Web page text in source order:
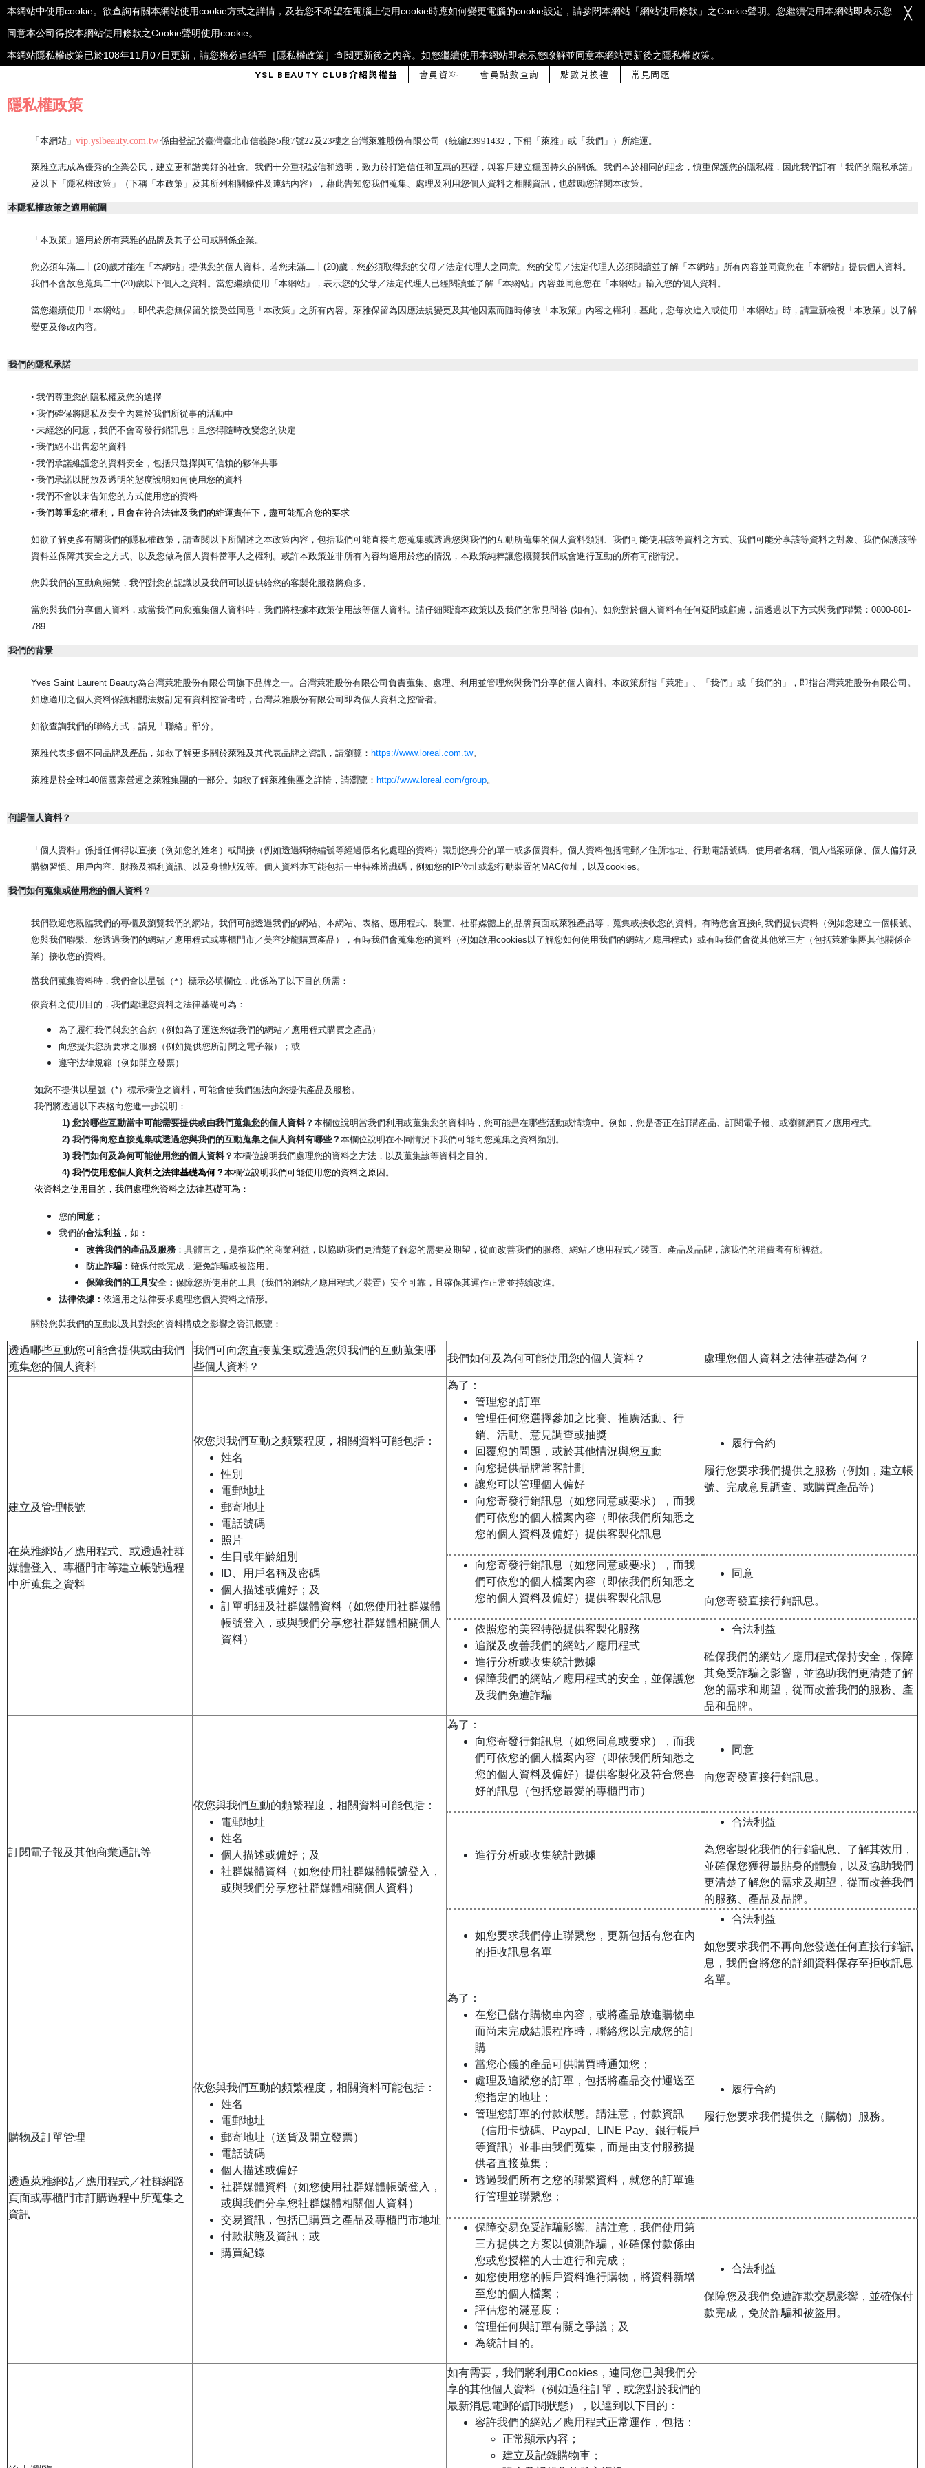
╳
本網站中使用cookie。欲查詢有關本網站使用cookie方式之詳情，及若您不希望在電腦上使用cookie時應如何變更電腦的cookie設定，請參閱本網站「網站使用條款」之Cookie聲明。您繼續使用本網站即表示您
同意本公司得按本網站使用條款之Cookie聲明使用cookie。
本網站隱私權政策已於108年11月07日更新，請您務必連結至 ［隱私權政策］ 查閱更新後之內容。如您繼續使用本網站即表示您瞭解並同意本網站更新後之隱私權政策。
YSL BEAUTY CLUB介紹與權益 會員資料 會員點數查詢 點數兌換禮 常見問題
隱私權政策
「本網站」 vip.yslbeauty.com.tw 係由登記於臺灣臺北市信義路5段7號22及23樓之台灣萊雅股份有限公司（統編23991432，下稱「萊雅」或「我們」）所維運。
萊雅立志成為優秀的企業公民，建立更和諧美好的社會。我們十分重視誠信和透明，致力於打造信任和互惠的基礎，與客戶建立穩固持久的關係。我們本於相同的理念，慎重保護您的隱私權，因此我們訂有「我們的隱私承諾」
及以下「隱私權政策」（下稱「本政策」及其所列相關條件及連結內容），藉此告知您我們蒐集、處理及利用您個人資料之相關資訊，也鼓勵您詳閱本政策。
本隱私權政策之適用範圍
「本政策」適用於所有萊雅的品牌及其子公司或關係企業。
您必須年滿二十(20)歲才能在「本網站」提供您的個人資料。若您未滿二十(20)歲，您必須取得您的父母／法定代理人之同意。您的父母／法定代理人必須閱讀並了解「本網站」所有內容並同意您在「本網站」提供個人資料。
我們不會故意蒐集二十(20)歲以下個人之資料。當您繼續使用「本網站」，表示您的父母／法定代理人已經閱讀並了解「本網站」內容並同意您在「本網站」輸入您的個人資料。
當您繼續使用「本網站」，即代表您無保留的接受並同意「本政策」之所有內容。萊雅保留為因應法規變更及其他因素而隨時修改「本政策」內容之權利，基此，您每次進入或使用「本網站」時，請重新檢視「本政策」以了解
變更及修改內容。
我們的隱私承諾
• 我們尊重您的隱私權及您的選擇
• 我們確保將隱私及安全內建於我們所從事的活動中
• 未經您的同意，我們不會寄發行銷訊息；且您得隨時改變您的決定
• 我們絕不出售您的資料
• 我們承諾維護您的資料安全，包括只選擇與可信賴的夥伴共事
• 我們承諾以開放及透明的態度說明如何使用您的資料
• 我們不會以未告知您的方式使用您的資料
• 我們尊重您的權利，且會在符合法律及我們的維運責任下，盡可能配合您的要求
如欲了解更多有關我們的隱私權政策，請查閱以下所闡述之本政策內容，包括我們可能直接向您蒐集或透過您與我們的互動所蒐集的個人資料類別、我們可能使用該等資料之方式、我們可能分享該等資料之對象、我們保護該等
資料並保障其安全之方式、以及您做為個人資料當事人之權利。或許本政策並非所有內容均適用於您的情況，本政策純粹讓您概覽我們或會進行互動的所有可能情況。
您與我們的互動愈頻繁，我們對您的認識以及我們可以提供給您的客製化服務將愈多。
當您與我們分享個人資料，或當我們向您蒐集個人資料時，我們將根據本政策使用該等個人資料。請仔細閱讀本政策以及我們的常見問答 (如有)。如您對於個人資料有任何疑問或顧慮，請透過以下方式與我們聯繫：0800-881-
789
我們的背景
Yves Saint Laurent Beauty為台灣萊雅股份有限公司旗下品牌之一。台灣萊雅股份有限公司負責蒐集、處理、利用並管理您與我們分享的個人資料。本政策所指「萊雅」、「我們」或「我們的」，即指台灣萊雅股份有限公司。
如應適用之個人資料保護相關法規訂定有資料控管者時，台灣萊雅股份有限公司即為個人資料之控管者。
如欲查詢我們的聯絡方式，請見「聯絡」部分。
萊雅代表多個不同品牌及產品，如欲了解更多關於萊雅及其代表品牌之資訊，請瀏覽： https://www.loreal.com.tw。
萊雅是於全球140個國家營運之萊雅集團的一部分。如欲了解萊雅集團之詳情，請瀏覽： http://www.loreal.com/group。
何謂個人資料？
「個人資料」係指任何得以直接（例如您的姓名）或間接（例如透過獨特編號等經過假名化處理的資料）識別您身分的單一或多個資料。個人資料包括電郵／住所地址、行動電話號碼、使用者名稱、個人檔案頭像、個人偏好及
購物習慣、用戶內容、財務及福利資訊、以及身體狀況等。個人資料亦可能包括一串特殊辨識碼，例如您的IP位址或您行動裝置的MAC位址，以及cookies。
我們如何蒐集或使用您的個人資料？
我們歡迎您親臨我們的專櫃及瀏覽我們的網站。我們可能透過我們的網站、本網站、表格、應用程式、裝置、社群媒體上的品牌頁面或萊雅產品等，蒐集或接收您的資料。有時您會直接向我們提供資料（例如您建立一個帳號、
您與我們聯繫、您透過我們的網站／應用程式或專櫃門市／美容沙龍購買產品），有時我們會蒐集您的資料（例如啟用cookies以了解您如何使用我們的網站／應用程式）或有時我們會從其他第三方（包括萊雅集團其他關係企
業）接收您的資料。
當我們蒐集資料時，我們會以星號（*）標示必填欄位，此係為了以下目的所需：
依資料之使用目的，我們處理您資料之法律基礎可為：
為了履行我們與您的合約（例如為了運送您從我們的網站／應用程式購買之產品）
向您提供您所要求之服務（例如提供您所訂閱之電子報）；或
遵守法律規範（例如開立發票）
如您不提供以星號（*）標示欄位之資料，可能會使我們無法向您提供產品及服務。
我們將透過以下表格向您進一步說明：
1) 您於哪些互動當中可能需要提供或由我們蒐集您的個人資料？ 本欄位說明當我們利用或蒐集您的資料時，您可能是在哪些活動或情境中。例如，您是否正在訂購產品、訂閱電子報、或瀏覽網頁／應用程式。
2) 我們得向您直接蒐集或透過您與我們的互動蒐集之個人資料有哪些？ 本欄位說明在不同情況下我們可能向您蒐集之資料類別。
3) 我們如何及為何可能使用您的個人資料？ 本欄位說明我們處理您的資料之方法，以及蒐集該等資料之目的。
4) 我們使用您個人資料之法律基礎為何？ 本欄位說明我們可能使用您的資料之原因。
依資料之使用目的，我們處理您資料之法律基礎可為：
您的 同意 ；
我們的合法利益 ，如：
改善我們的產品及服務 ：具體言之，是指我們的商業利益，以協助我們更清楚了解您的需要及期望，從而改善我們的服務、網站／應用程式／裝置、產品及品牌，讓我們的消費者有所裨益。
防止詐騙： 確保付款完成，避免詐騙或被盜用。
保障我們的工具安全： 保障您所使用的工具（我們的網站／應用程式／裝置）安全可靠，且確保其運作正常並持續改進。
法律依據： 依適用之法律要求處理您個人資料之情形。
關於您與我們的互動以及其對您的資料構成之影響之資訊概覽：
透過哪些互動您可能會提供或由我們
蒐集您的個人資料
我們可向您直接蒐集或透過您與我們的互動蒐集哪
些個人資料？
我們如何及為何可能使用您的個人資料？ 處理您個人資料之法律基礎為何？
建立及管理帳號
在萊雅網站／應用程式、或透過社群
媒體登入、專櫃門市等建立帳號過程
中所蒐集之資料
依您與我們互動之頻繁程度，相關資料可能包括：
姓名
性別
電郵地址
郵寄地址
電話號碼
照片
生日或年齡組別
ID、用戶名稱及密碼
個人描述或偏好；及
訂單明細及社群媒體資料（如您使用社群媒體
帳號登入，或與我們分享您社群媒體相關個人
資料）
為了：
管理您的訂單
管理任何您選擇參加之比賽、推廣活動、行
銷、活動、意見調查或抽獎
回覆您的問題，或於其他情況與您互動
向您提供品牌常客計劃
讓您可以管理個人偏好
向您寄發行銷訊息（如您同意或要求），而我
們可依您的個人檔案內容（即依我們所知悉之
您的個人資料及偏好）提供客製化訊息
履行合約
履行您要求我們提供之服務（例如，建立帳
號、完成意見調查、或購買產品等）
向您寄發行銷訊息（如您同意或要求），而我
們可依您的個人檔案內容（即依我們所知悉之
您的個人資料及偏好）提供客製化訊息
同意
向您寄發直接行銷訊息。
依照您的美容特徵提供客製化服務
追蹤及改善我們的網站／應用程式
進行分析或收集統計數據
保障我們的網站／應用程式的安全，並保護您
及我們免遭詐騙
合法利益
確保我們的網站／應用程式保持安全，保障
其免受詐騙之影響，並協助我們更清楚了解
您的需求和期望，從而改善我們的服務、產
品和品牌。
訂閱電子報及其他商業通訊等
依您與我們互動的頻繁程度，相關資料可能包括：
電郵地址
姓名
個人描述或偏好；及
社群媒體資料（如您使用社群媒體帳號登入，
或與我們分享您社群媒體相關個人資料）
為了：
向您寄發行銷訊息（如您同意或要求），而我
們可依您的個人檔案內容（即依我們所知悉之
您的個人資料及偏好）提供客製化及符合您喜
好的訊息（包括您最愛的專櫃門市）
同意
向您寄發直接行銷訊息。
進行分析或收集統計數據
合法利益
為您客製化我們的行銷訊息、了解其效用，
並確保您獲得最貼身的體驗，以及協助我們
更清楚了解您的需求及期望，從而改善我們
的服務、產品及品牌。
如您要求我們停止聯繫您，更新包括有您在內
的拒收訊息名單
合法利益
如您要求我們不再向您發送任何直接行銷訊
息，我們會將您的詳細資料保存至拒收訊息
名單。
購物及訂單管理
透過萊雅網站／應用程式／社群網路
頁面或專櫃門市訂購過程中所蒐集之
資訊
依您與我們互動的頻繁程度，相關資料可能包括：
姓名
電郵地址
郵寄地址（送貨及開立發票）
電話號碼
個人描述或偏好
社群媒體資料（如您使用社群媒體帳號登入，
或與我們分享您社群媒體相關個人資料）
交易資訊，包括已購買之產品及專櫃門市地址
付款狀態及資訊；或
購買紀錄
為了：
在您已儲存購物車內容，或將產品放進購物車
而尚未完成結賬程序時，聯絡您以完成您的訂
購
當您心儀的產品可供購買時通知您；
處理及追蹤您的訂單，包括將產品交付運送至
您指定的地址；
管理您訂單的付款狀態。請注意，付款資訊
（信用卡號碼、Paypal、LINE Pay、銀行帳戶
等資訊）並非由我們蒐集，而是由支付服務提
供者直接蒐集；
透過我們所有之您的聯繫資料，就您的訂單進
行管理並聯繫您；
履行合約
履行您要求我們提供之（購物）服務。
保障交易免受詐騙影響。請注意，我們使用第
三方提供之方案以偵測詐騙，並確保付款係由
您或您授權的人士進行和完成；
如您使用您的帳戶資料進行購物，將資料新增
至您的個人檔案；
評估您的滿意度；
管理任何與訂單有關之爭議；及
為統計目的。
合法利益
保障您及我們免遭詐欺交易影響，並確保付
款完成，免於詐騙和被盜用。
如有需要，我們將利用Cookies，連同您已與我們分
享的其他個人資料（例如過往訂單，或您對於我們的
最新消息電郵的訂閱狀態），以達到以下目的：
容許我們的網站／應用程式正常運作，包括：
正常顯示內容；
建立及記錄購物車；